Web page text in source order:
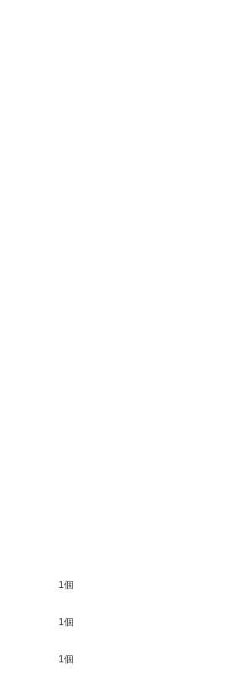
1個
1個
1個